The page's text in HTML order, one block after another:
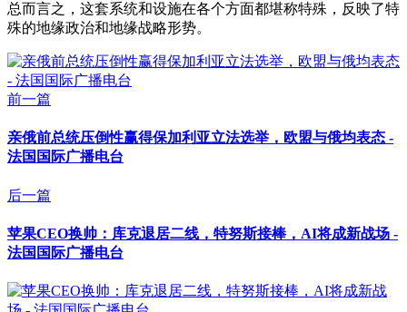
总而言之，这套系统和设施在各个方面都堪称特殊，反映了特
殊的地缘政治和地缘战略形势。
前一篇
亲俄前总统压倒性赢得保加利亚立法选举，欧盟与俄均表态 -
法国国际广播电台
后一篇
苹果CEO换帅：库克退居二线，特努斯接棒，AI将成新战场 -
法国国际广播电台